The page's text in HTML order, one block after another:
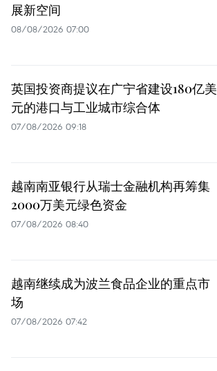
展新空间
08/08/2026 07:00
英国投资商提议在广宁省建设180亿美
元的港口与工业城市综合体
07/08/2026 09:18
越南南亚银行从瑞士金融机构再筹集
2000万美元绿色资金
07/08/2026 08:40
越南继续成为波兰食品企业的重点市
场
07/08/2026 07:42